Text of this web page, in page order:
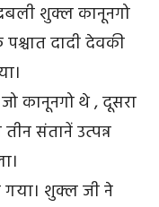
शुक्ल कानूनगो
दादी देवकी
कानूनगो थे , दूसरा
संतानें उत्पन्न
गया। शुक्ल जी ने